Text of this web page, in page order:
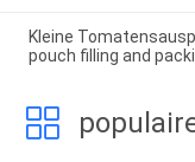
Kleine
pouch filling and